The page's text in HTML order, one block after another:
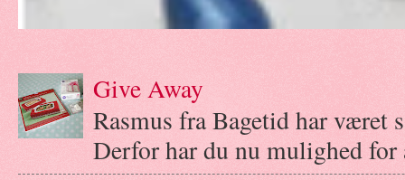
Give Away
Rasmus fra Bagetid har været
Derfor har du nu mulighed